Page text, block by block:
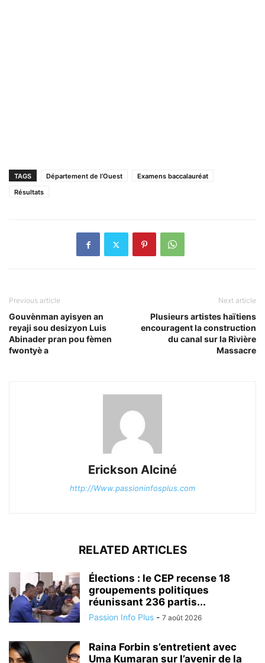
TAGS Département de l’Ouest
Examens baccalauréat
Résultats
Previous article
Gouvènman ayisyen an
reyaji sou desizyon Luis
Abinader pran pou fèmen
fwontyè a
Next article
Plusieurs artistes haïtiens
encouragent la construction
du canal sur la Rivière
Massacre
Erickson Alciné
http://Www.passioninfosplus.com
RELATED ARTICLES
Élections : le CEP recense 18
groupements politiques
réunissant 236 partis...
Passion Info Plus - 7 août 2026
Raina Forbin s’entretient avec
Uma Kumaran sur l’avenir de la